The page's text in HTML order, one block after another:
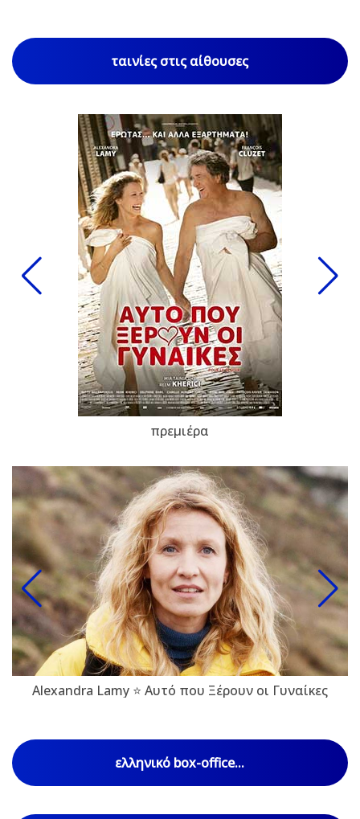
ταινίες στις αίθουσες
πρεμιέρα
Alexandra Lamy ⭐ Αυτό που Ξέρουν οι Γυναίκες
ελληνικό box-office...